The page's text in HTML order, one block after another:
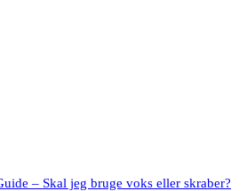
– Skal jeg bruge voks eller skraber?